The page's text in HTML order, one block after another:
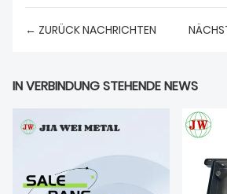
← ZURÜCK NACHRICHTEN
IN VERBINDUNG STEHENDE NEWS